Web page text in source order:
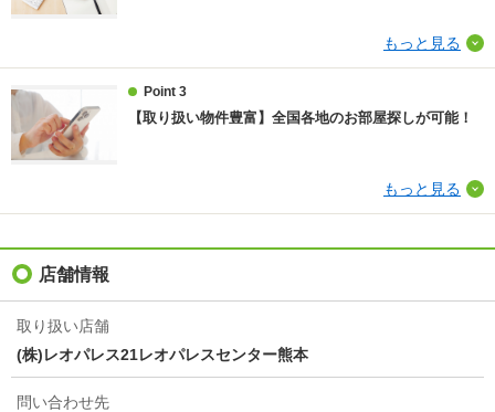
その他諸費用
不要
情報更新日
もっと見る
Point 3
【取り扱い物件豊富】全国各地のお部屋探しが可能！
もっと見る
店舗情報
取り扱い店舗
(株)レオパレス21レオパレスセンター熊本
問い合わせ先